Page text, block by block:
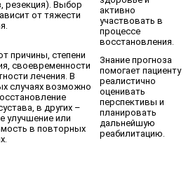
резекция). Выбор
от тяжести
активно
участвовать в
процессе
восстановления.
причины, степени
своевременности
лечения. В
случаях возможно
в других –
улучшение или
в повторных
Знание прогноза
помогает пациенту
реалистично
оценивать
перспективы и
планировать
дальнейшую
реабилитацию.